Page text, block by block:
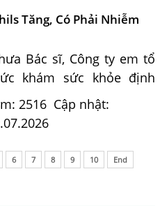
cách nhận biết...
Tăng, Có Phải Nhiễm
Bác sĩ, Công ty em tổ
khám sức khỏe định
Kết quả xét nghiệm máu
em có chỉ số bạch cầu ái
Em nghe nói chỉ...
2516 Cập nhật:
6 7 8 9 10 End
Hình Ống
Ở Não
Biết Và Thời Gian Trị Bệnh
Ngứa Da Không?
MÈO
Xét Nghiệm Gì Tìm Nguyên